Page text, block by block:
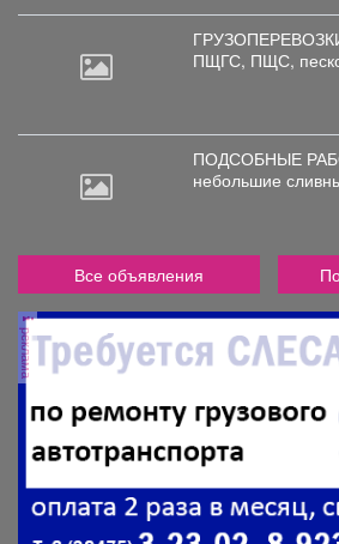
ПЩГС, ПЩС,
ПОДСОБНЫЕ
небольшие
Все объявления
реклама